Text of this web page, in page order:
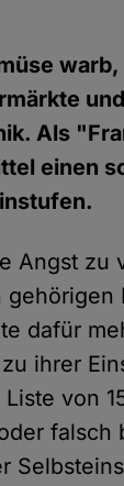
Als
einen
Angst zu
dafür
ihrer
von
falsch